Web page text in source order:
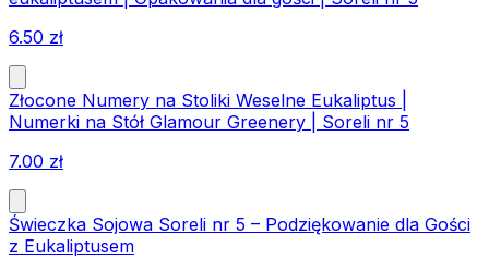
6.50 zł
Złocone Numery na Stoliki Weselne Eukaliptus |
Numerki na Stół Glamour Greenery | Soreli nr 5
7.00 zł
Świeczka Sojowa Soreli nr 5 – Podziękowanie dla Gości
z Eukaliptusem